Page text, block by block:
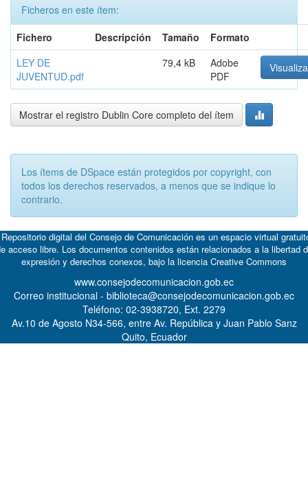
Ficheros en este ítem:
Fichero
Descripción Tamaño
Formato
LEY DE
JUVENTUD.pdf
79,4 kB
Adobe
PDF
Mostrar el registro Dublin Core completo del ítem
Los ítems de DSpace están protegidos por copyright, con
todos los derechos reservados, a menos que se indique lo
contrario.
digital del Consejo de Comunicación es un espacio virtual
acceso libre. Los documentos contenidos están relacionados a la libertad
expresión y derechos conexos, bajo la licencia Creative Commons
www.consejodecomunicacion.gob.ec
Correo institucional - biblioteca@consejodecomunicacion.gob.ec
Teléfono: 02-3938720, Ext. 2279
Av.10 de Agosto N34-566, entre Av. República y Juan Pablo Sanz
Quito, Ecuador